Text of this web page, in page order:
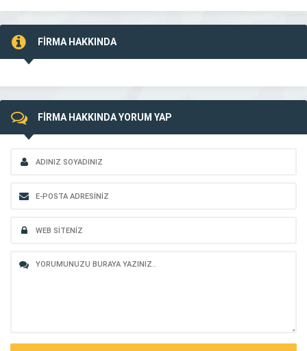
FİRMA HAKKINDA
FİRMA HAKKINDA YORUM YAP